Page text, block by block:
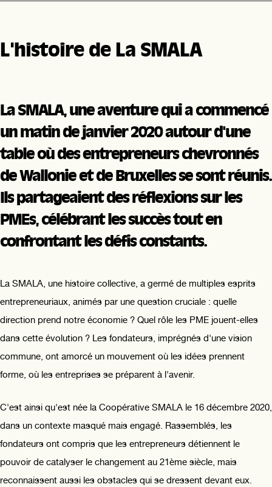
L'histoire de La SMALA
La SMALA, une aventure qui a commencé
un matin de janvier 2020 autour d'une
table où des entrepreneurs chevronnés
de Wallonie et de Bruxelles se sont réunis.
Ils partageaient des réflexions sur les
PMEs, célébrant les succès tout en
confrontant les défis constants.
La SMALA, une histoire collective, a germé de multiples esprits
entrepreneuriaux, animés par une question cruciale : quelle
direction prend notre économie ? Quel rôle les PME jouent-elles
dans cette évolution ? Les fondateurs, imprégnés d'une vision
commune, ont amorcé un mouvement où les idées prennent
forme, où les entreprises se préparent à l'avenir.
C'est ainsi qu'est née la Coopérative SMALA le 16 décembre 2020,
dans un contexte masqué mais engagé. Rassemblés, les
fondateurs ont compris que les entrepreneurs détiennent le
pouvoir de catalyser le changement au 21ème siècle, mais
reconnaissent aussi les obstacles qui se dressent devant eux.